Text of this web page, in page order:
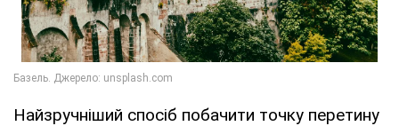
Найзручніший спосіб побачити точку перетину